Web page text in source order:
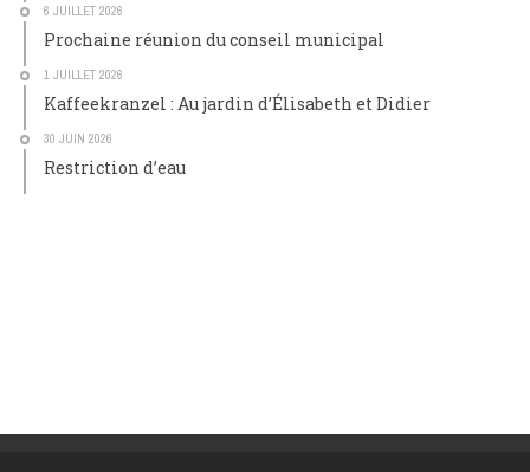
6 JUILLET 2026
Prochaine réunion du conseil municipal
1 JUILLET 2026
Kaffeekranzel : Au jardin d’Élisabeth et Didier
30 JUIN 2026
Restriction d’eau